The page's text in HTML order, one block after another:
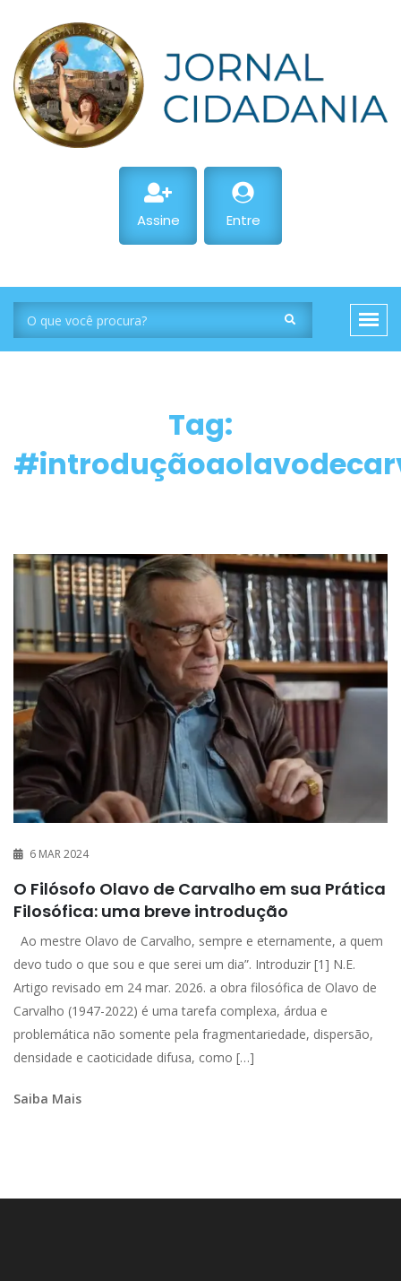
Assine Entre
Tag:
6 MAR 2024
O Filósofo Olavo de Carvalho em sua Prática
Filosófica: uma breve introdução
Ao mestre Olavo de Carvalho, sempre e eternamente, a quem
devo tudo o que sou e que serei um dia”. Introduzir [1] N.E.
Artigo revisado em 24 mar. 2026. a obra filosófica de Olavo de
Carvalho (1947-2022) é uma tarefa complexa, árdua e
problemática não somente pela fragmentariedade, dispersão,
densidade e caoticidade difusa, como […]
Saiba Mais